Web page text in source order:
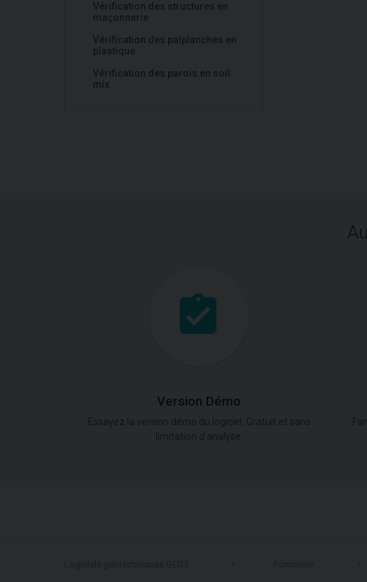
Vérification des structures en
maçonnerie
Vérification des palplanches en
plastique
Vérification des parois en soil
mix
Version Démo